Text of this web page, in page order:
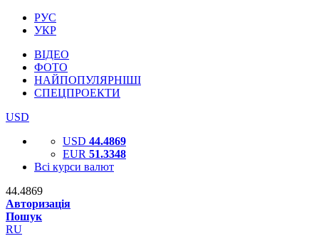
РУС
УКР
ВІДЕО
ФОТО
НАЙПОПУЛЯРНІШІ
СПЕЦПРОЕКТИ
USD
USD 44.4869
EUR 51.3348
Всі курси валют
44.4869
Авторизація
Пошук
RU